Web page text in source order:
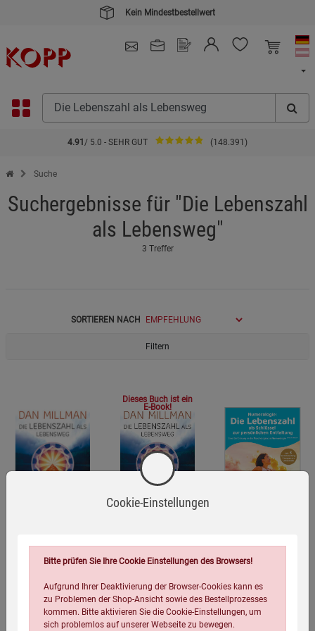
Kein Mindestbestellwert
4.91 / 5.0 - SEHR GUT (148.391)
Zur Startseite des Kopp Verlag Online-Shop
Suche
Suchergebnisse für "Die Lebenszahl
als Lebensweg"
3 Treffer
SORTIEREN NACH
Filtern
Die Lebenszahl als
Lebensweg
erweiterte
Neuausgabe)
Dan Millman
25,00 €
Dieses Buch ist ein
E-Book!
Die Lebenszahl als
Lebensweg
erweiterte
Neuausgabe)
Millman Dan
Numerologie: Die
Lebenszahl als
persönlichen
Entfaltung
Ernestina Mazza
Cookie-Einstellungen
Bitte prüfen Sie Ihre Cookie Einstellungen des Browsers!
Aufgrund Ihrer Deaktivierung der Browser-Cookies kann es
zu Problemen der Shop-Ansicht sowie des Bestellprozesses
kommen. Bitte aktivieren Sie die Cookie-Einstellungen, um
sich problemlos auf unserer Webseite zu bewegen.